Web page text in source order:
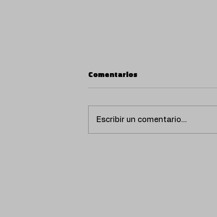
Comentarios
Escribir un comentario...